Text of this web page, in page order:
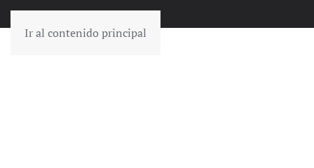
Ir al contenido principal